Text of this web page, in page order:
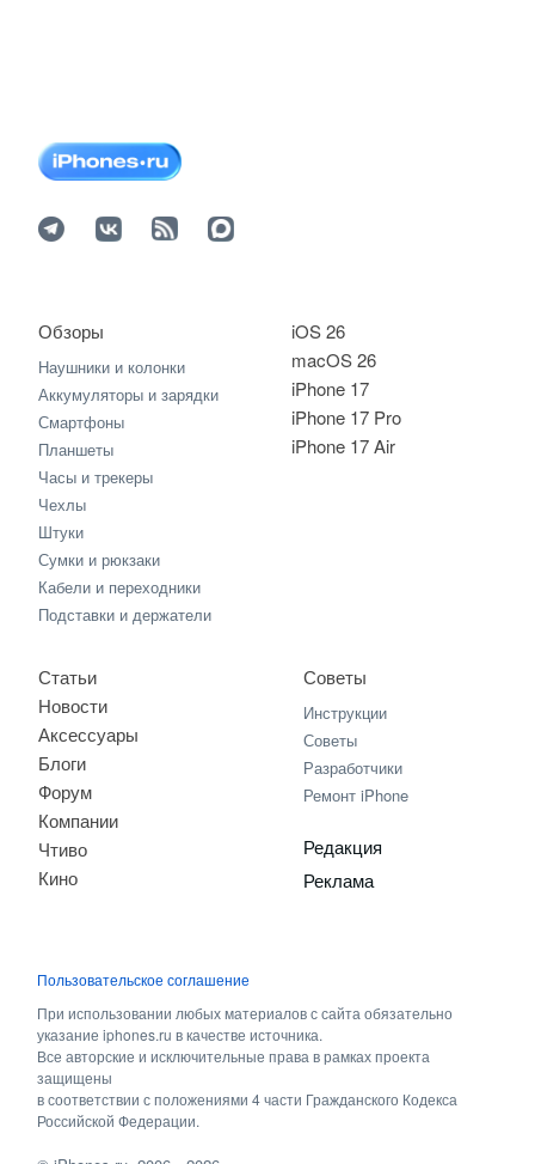
iOS 26
macOS 26
iPhone 17
iPhone 17 Pro
iPhone 17 Air
Обзоры
Наушники и колонки
Аккумуляторы и зарядки
Смартфоны
Планшеты
Часы и трекеры
Чехлы
Штуки
Сумки и рюкзаки
Кабели и переходники
Подставки и держатели
Статьи
Новости
Аксессуары
Блоги
Форум
Компании
Чтиво
Кино
Советы
Инструкции
Советы
Разработчики
Ремонт iPhone
Редакция
Реклама
Пользовательское соглашение
При использовании любых материалов с сайта обязательно
указание iphones.ru в качестве источника.
Все авторские и исключительные права в рамках проекта
защищены
в соответствии с положениями 4 части Гражданского Кодекса
Российской Федерации.